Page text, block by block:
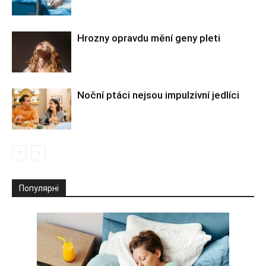
Hrozny opravdu mění geny pleti
Noční ptáci nejsou impulzivní jedlíci
Популярні